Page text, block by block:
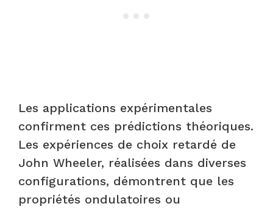
Les applications expérimentales
confirment ces prédictions théoriques.
Les expériences de choix retardé de
John Wheeler, réalisées dans diverses
configurations, démontrent que les
propriétés ondulatoires ou